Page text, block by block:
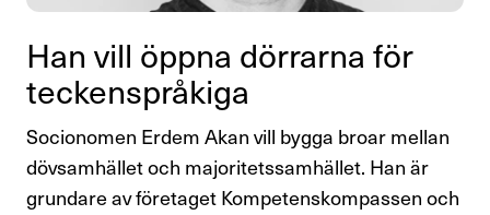
Jämställdhet och mångfald
Kompetensutveckling
Råd och stöd om lön
Han vill öppna dörrarna för
tecken­språ­kiga
Socionomen Erdem Akan vill bygga broar mellan
dövsamhället och majoritetssamhället. Han är
grundare av företaget Kompetenskompassen och